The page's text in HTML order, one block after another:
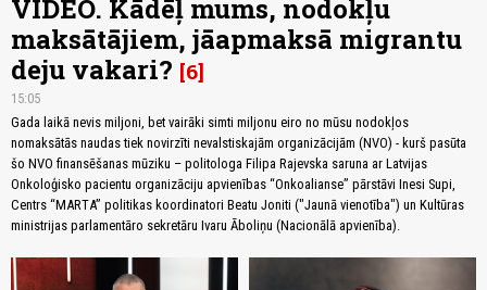
VIDEO. Kādēļ mums, nodokļu
maksātājiem, jāapmaksā migrantu
deju vakari? 6
15:05
Gada laikā nevis miljoni, bet vairāki simti miljonu eiro no mūsu nodokļos
nomaksātās naudas tiek novirzīti nevalstiskajām organizācijām (NVO) - kurš pasūta
šo NVO finansēšanas mūziku – politologa Filipa Rajevska saruna ar Latvijas
Onkoloģisko pacientu organizāciju apvienības “Onkoalianse” pārstāvi Inesi Supi,
Centrs “MARTA” politikas koordinatori Beatu Joniti ("Jaunā vienotība") un Kultūras
ministrijas parlamentāro sekretāru Ivaru Āboliņu (Nacionālā apvienība).